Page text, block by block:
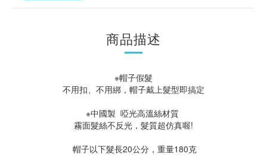
商品描述
※帽子假髮
不用扣、不用綁，帽子戴上髮型即搞定
※中國製 啞光高溫絲材質
霧面髮絲不反光，髮質超仿真喔!
帽子以下髮長20公分，重量180克